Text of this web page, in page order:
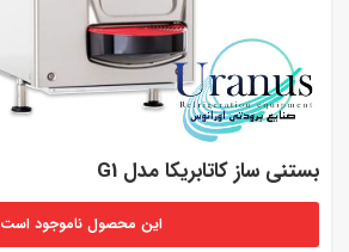
بستنی ساز کاتابریکا مدل G1
این محصول ناموجود است